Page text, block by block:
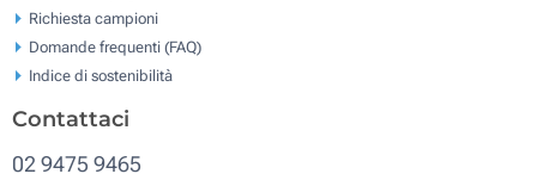
Richiesta campioni
Domande frequenti (FAQ)
Indice di sostenibilità
Contattaci
02 9475 9465